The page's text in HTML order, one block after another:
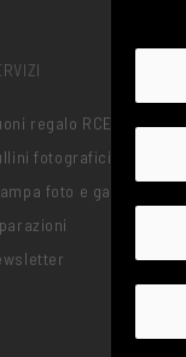
regalo RCE
fotografici RCE
foto e gadget